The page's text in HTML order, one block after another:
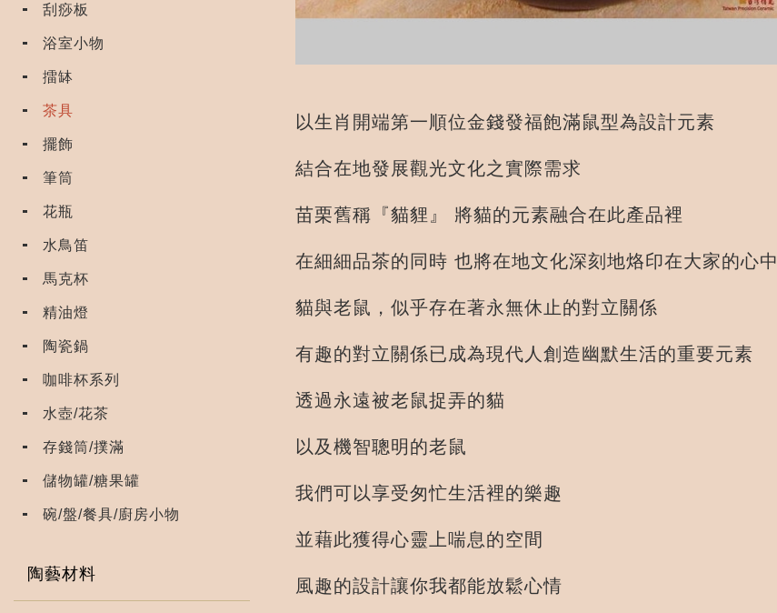
刮痧板
浴室小物
擂缽
茶具
擺飾
筆筒
花瓶
水鳥笛
馬克杯
精油燈
陶瓷鍋
咖啡杯系列
水壺/花茶
存錢筒/撲滿
儲物罐/糖果罐
碗/盤/餐具/廚房小物
陶藝材料
以生肖開端第一順位金錢發福飽滿鼠型為設計元素
結合在地發展觀光文化之實際需求
苗栗舊稱『貓貍』 將貓的元素融合在此產品裡
在細細品茶的同時 也將在地文化深刻地烙印在大家的心中
貓與老鼠，似乎存在著永無休止的對立關係
有趣的對立關係已成為現代人創造幽默生活的重要元素
透過永遠被老鼠捉弄的貓
以及機智聰明的老鼠
我們可以享受匆忙生活裡的樂趣
並藉此獲得心靈上喘息的空間
風趣的設計讓你我都能放鬆心情